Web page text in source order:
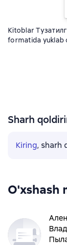
Kitoblar
formatida yuklab
Sharh
Kiring, sharh
O'xshash